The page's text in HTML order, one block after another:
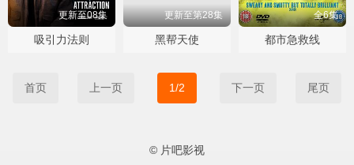
更新至08集
吸引力法则
更新至第28集
黑帮天使
全6集
都市急救线
首页 上一页 1/2 下一页 尾页
© 片吧影视